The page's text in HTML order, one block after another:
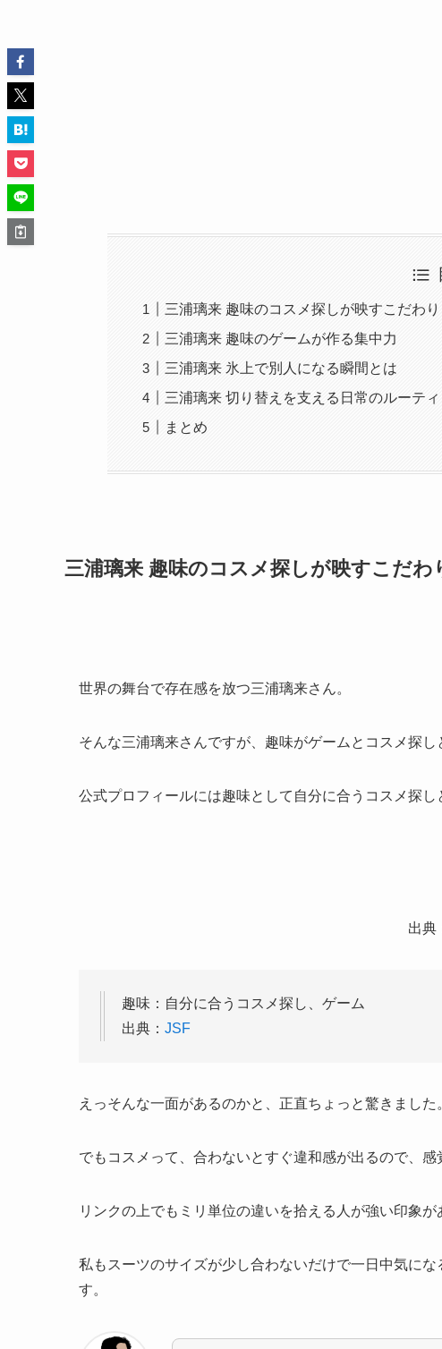
三浦璃来 趣味のコスメ探しが映すこだわり
三浦璃来 趣味のゲームが作る集中力
三浦璃来 氷上で別人になる瞬間とは
三浦璃来 切り替えを支える日常のルーティ
まとめ
三浦璃来 趣味のコスメ探しが映すこだわ
世界の舞台で存在感を放つ三浦璃来さん。
そんな三浦璃来さんですが、趣味がゲームとコスメ探し
公式プロフィールには趣味として自分に合うコスメ探し
出典
趣味：自分に合うコスメ探し、ゲーム
出典： JSF
えっそんな一面があるのかと、正直ちょっと驚きました
でもコスメって、合わないとすぐ違和感が出るので、感
リンクの上でもミリ単位の違いを拾える人が強い印象
私もスーツのサイズが少し合わないだけで一日中気に
す。